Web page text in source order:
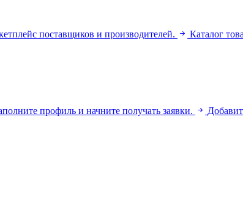
поставщиков и производителей. Каталог
профиль и начните получать заявки.